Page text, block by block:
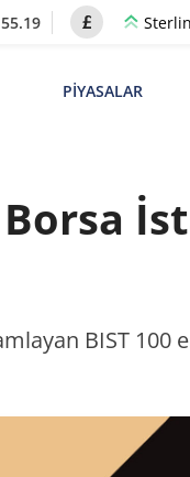
55.19 Sterlin
PİYASALAR
BIST 100